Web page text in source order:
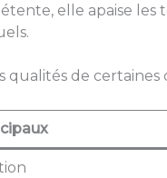
elle apaise les
de certaines